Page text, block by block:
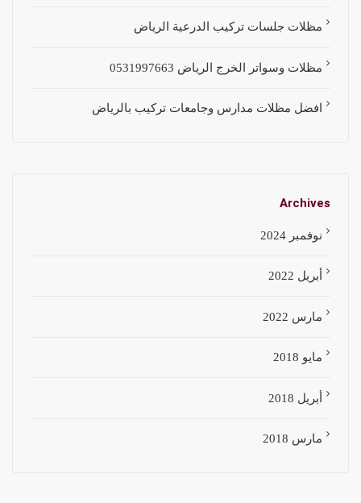
مظلات جلسات تركيب الدرعية الرياض
مظلات وسواتر الخرج الرياض 0531997663
افضل مظلات مدارس وجامعات تركيب بالرياض
Archives
نوفمبر 2024
أبريل 2022
مارس 2022
مايو 2018
أبريل 2018
مارس 2018